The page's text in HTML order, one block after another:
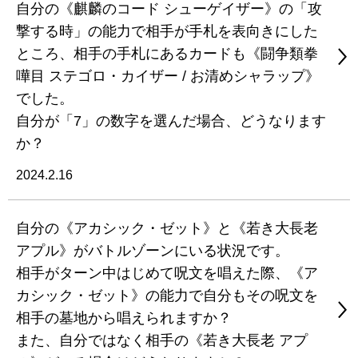
自分の《麒麟のコード シューゲイザー》の「攻
撃する時」の能力で相手が手札を表向きにした
ところ、相手の手札にあるカードも《闘争類拳
嘩目 ステゴロ・カイザー / お清めシャラップ》
でした。
自分が「7」の数字を選んだ場合、どうなります
か？
2024.2.16
自分の《アカシック・ゼット》と《若き大長老
アプル》がバトルゾーンにいる状況です。
相手がターン中はじめて呪文を唱えた際、《ア
カシック・ゼット》の能力で自分もその呪文を
相手の墓地から唱えられますか？
また、自分ではなく相手の《若き大長老 アプ